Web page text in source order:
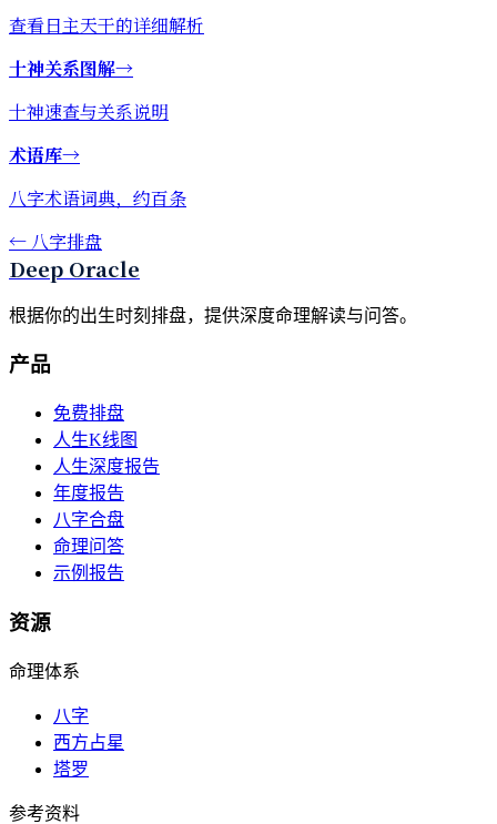
查看日主天干的详细解析
十神关系图解→
十神速查与关系说明
术语库→
八字术语词典，约百条
← 八字排盘
Deep Oracle
根据你的出生时刻排盘，提供深度命理解读与问答。
产品
免费排盘
人生K线图
人生深度报告
年度报告
八字合盘
命理问答
示例报告
资源
命理体系
八字
西方占星
塔罗
参考资料